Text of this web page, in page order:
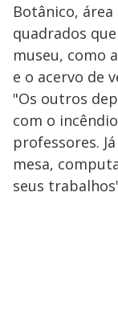
Botânico,
quadrados
museu, como
e o acervo de
"Os outros
com o
professores.
mesa,
seus